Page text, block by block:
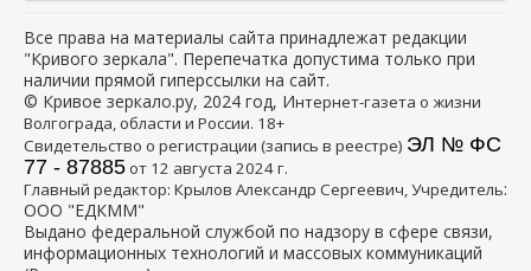
Все права на материалы сайта принадлежат редакции
"Кривого зеркала". Перепечатка допустима только при
наличии прямой гиперссылки на сайт.
© Кривое зеркало.ру, 2024 год, Интернет-газета о жизни
Волгограда, области и России. 18+
Свидетельство о регистрации (запись в реестре) ЭЛ № ФС
77 - 87885от 12 августа 2024 г.
Главный редактор: Крылов Александр Сергеевич, Учредитель:
ООО "ЕДКММ"
Выдано федеральной службой по надзору в сфере связи,
информационных технологий и массовых коммуникаций